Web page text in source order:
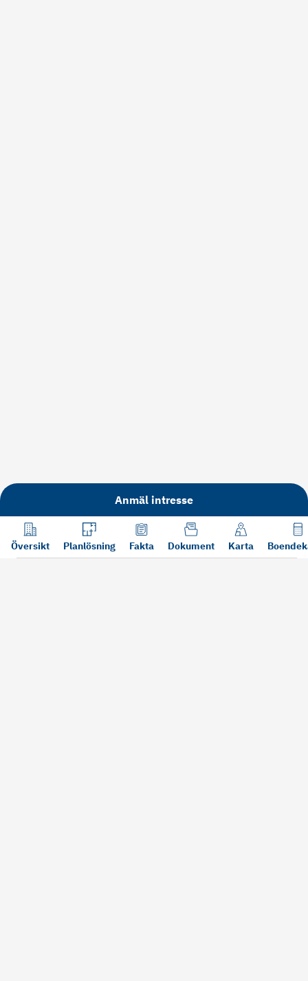
Anmäl intresse
Översikt Planlösning Fakta Dokument Karta